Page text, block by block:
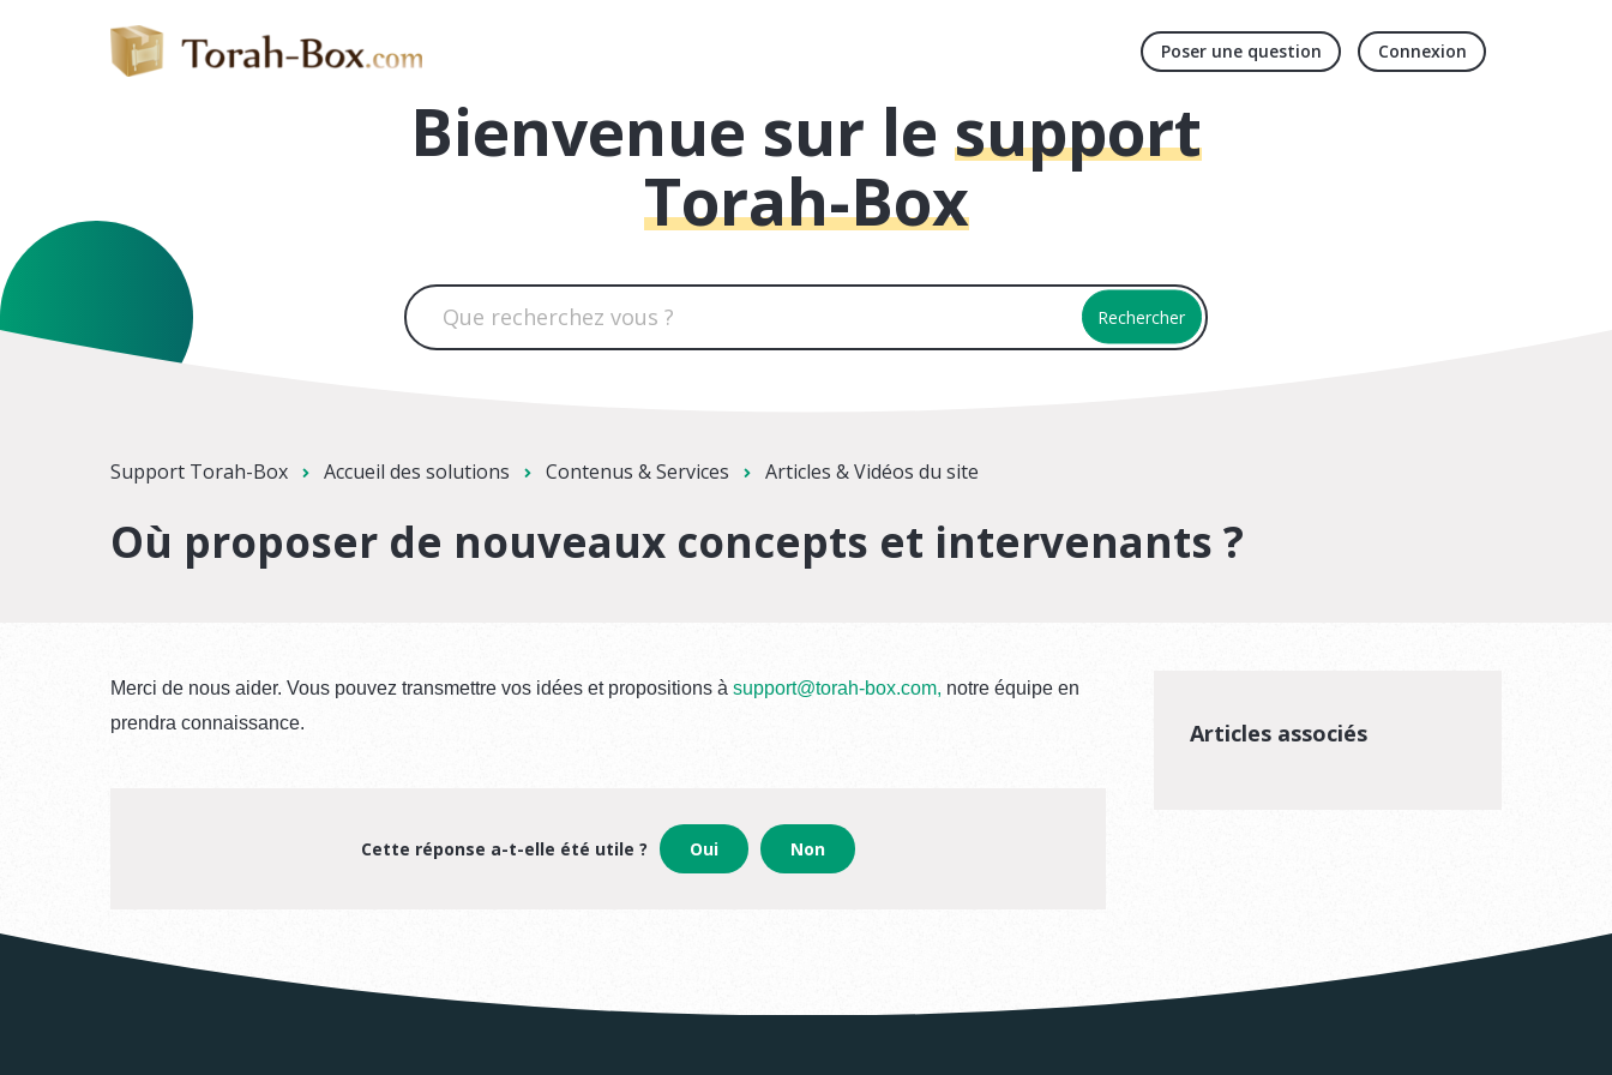
Poser une question Connexion
Bienvenue sur le support
Torah-Box
Rechercher
Support Torah-Box Accueil des solutions Contenus & Services Articles & Vidéos du site
Où proposer de nouveaux concepts et intervenants ?
Merci de nous aider. Vous pouvez transmettre vos idées et propositions à support@torah-box.com, notre équipe en
prendra connaissance.
Cette réponse a-t-elle été utile ? Oui Non
Articles associés